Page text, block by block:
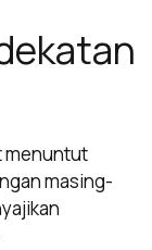
menuntut
masing-